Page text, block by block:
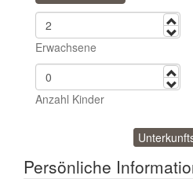
Erwachsene
Anzahl Kinder
Persönliche